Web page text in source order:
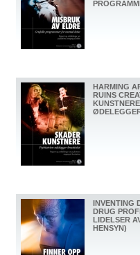
HARMING
RUINS
INVENTING
DRUG
LIDELSER
HENSYN)